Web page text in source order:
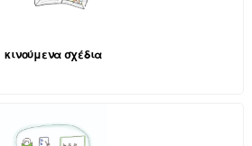
κινούμενα σχέδια